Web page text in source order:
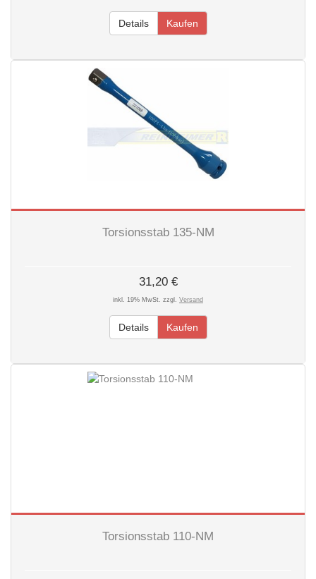
Details Kaufen
Torsionsstab 135-NM
31,20 €
inkl. 19% MwSt. zzgl. Versand
Details Kaufen
Torsionsstab 110-NM